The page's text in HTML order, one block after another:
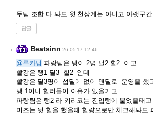
두팀 조합 다 봐도 윗 천상계는 아니고 아랫구
답글
Beatsinn 26-05-17 12:46
@루카님 파랑팀은 탱이 2명 딜2 힐2 이고
빨강은 탱1 딜3 힐2 인데
빨강은 딜3명이 섭딜이 없이 맨딜로 운영을 했
탱 1이니 힐러들이 여유가 있을거고
파랑팀은 탱2 라 키리코는 진입탱에 붙었을태고
미즈는 뒷 힐을 했을때 힐량으로만 체크해봐도